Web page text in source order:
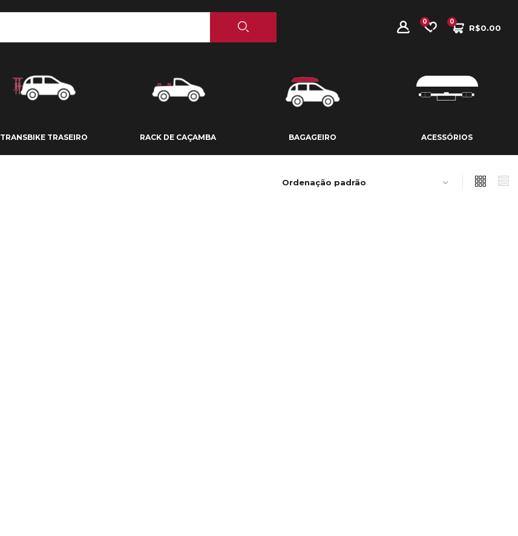
0
R$0.00
0
TRANSBIKE TRASEIRO RACK DE CAÇAMBA BAGAGEIRO ACESSÓRIOS